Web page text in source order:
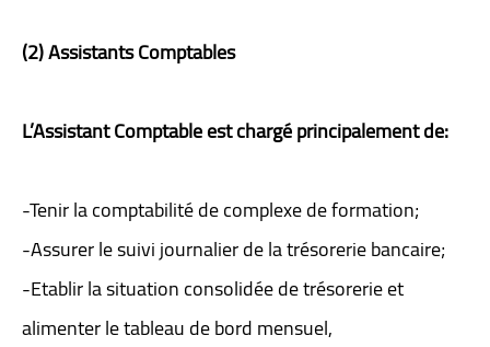
(2) Assistants Comptables
L’Assistant Comptable est chargé principalement de:
-Tenir la comptabilité de complexe de formation;
-Assurer le suivi journalier de la trésorerie bancaire;
-Etablir la situation consolidée de trésorerie et
alimenter le tableau de bord mensuel,